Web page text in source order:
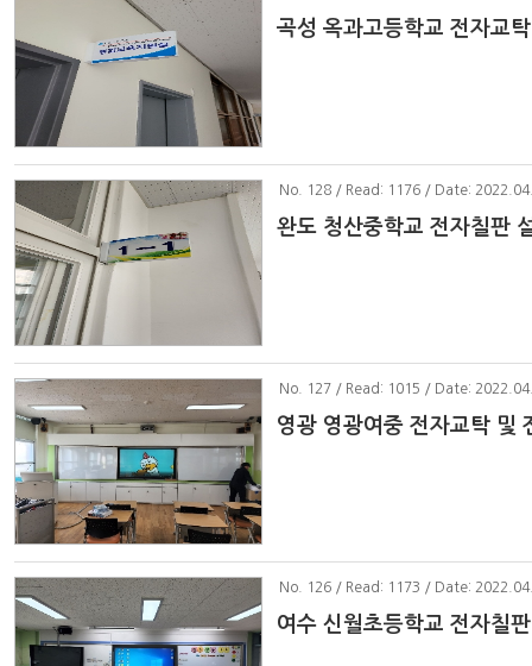
곡성 옥과고등학교 전자교
No . 128 / Read: 1176 / Date:
완도 청산중학교 전자칠판
No . 127 / Read: 1015 / Date:
영광 영광여중 전자교탁 및
No . 126 / Read: 1173 / Date:
여수 신월초등학교 전자칠